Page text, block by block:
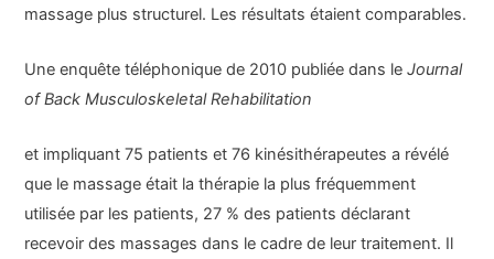
massage plus structurel. Les résultats étaient comparables.
Une enquête téléphonique de 2010 publiée dans leJournal
of Back Musculoskeletal Rehabilitation
et impliquant 75 patients et 76 kinésithérapeutes a révélé
que le massage était la thérapie la plus fréquemment
utilisée par les patients, 27 % des patients déclarant
recevoir des massages dans le cadre de leur traitement. Il